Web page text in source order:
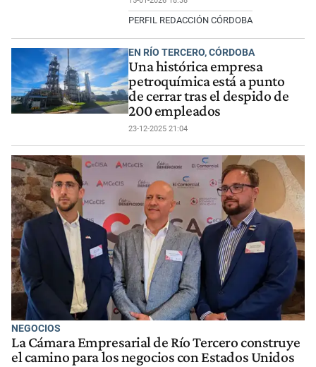
PERFIL REDACCIÓN CÓRDOBA
EN RÍO TERCERO, CÓRDOBA
Una histórica empresa
petroquímica está a punto
de cerrar tras el despido de
200 empleados
23-12-2025 21:04
NEGOCIOS
La Cámara Empresarial de Río Tercero construye
el camino para los negocios con Estados Unidos